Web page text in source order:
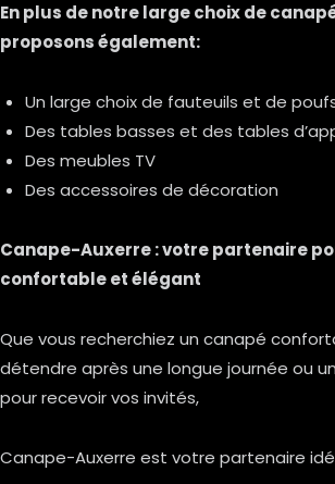
En plus de notre large choix de
proposons également:
Un large choix de fauteuils et de
Des tables basses et des tables
Des meubles TV
Des accessoires de décoration
Canape-Auxerre : votre partenaire
confortable et élégant
Que vous recherchiez un canapé
détendre après une longue journée ou
pour recevoir vos invités,
Canape-Auxerre est votre partenaire